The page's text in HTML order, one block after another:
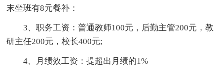
末坐班有8元餐补：
3、职务工资：普通教师100元，后勤主管200元，教
研主任200元，校长400元;
4、月绩效工资：提超出月绩的1%